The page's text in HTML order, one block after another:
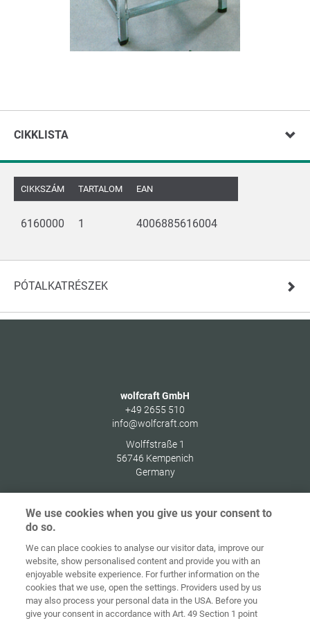
CIKKLISTA
CIKKSZÁM TARTALOM EAN
6160000 1 4006885616004
PÓTALKATRÉSZEK
wolfcraft GmbH
+49 2655 510
info@wolfcraft.com
Wolffstraße 1
56746 Kempenich
Germany
Indítóképernyő Kapcsolat Impresszum Adatvédelem
Általános
Üzleti
Feltételek Süti-irányelvek Bejelentkezés
We use cookies when you give us your consent to
do so.
We can place cookies to analyse our visitor data, improve our
website, show personalised content and provide you with an
enjoyable website experience. For further information on the
cookies that we use, open the settings. Providers used by us
may also process your personal data in the USA. Before you
give your consent in accordance with Art. 49 Section 1 point